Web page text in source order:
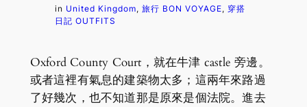
in United Kingdom, 旅行 BON VOYAGE, 穿搭
日記 OUTFITS
Oxford County Court，就在牛津 castle 旁邊。
或者這裡有氣息的建築物太多；這兩年來路過
了好幾次，也不知道那是原來是個法院。進去